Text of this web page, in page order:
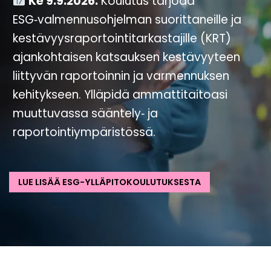
ESG‑valmennusohjelman suorittaneille ja
kestävyysraportointitarkastajille (KRT)
ajankohtaisen katsauksen kestävyyteen
liittyvän raportoinnin ja varmennuksen
kehitykseen. Ylläpidä ammattitaitoasi
muuttuvassa sääntely‑ ja
raportointiympäristössä.
LUE LISÄÄ ESG-YLLÄPITOKOULUTUKSESTA